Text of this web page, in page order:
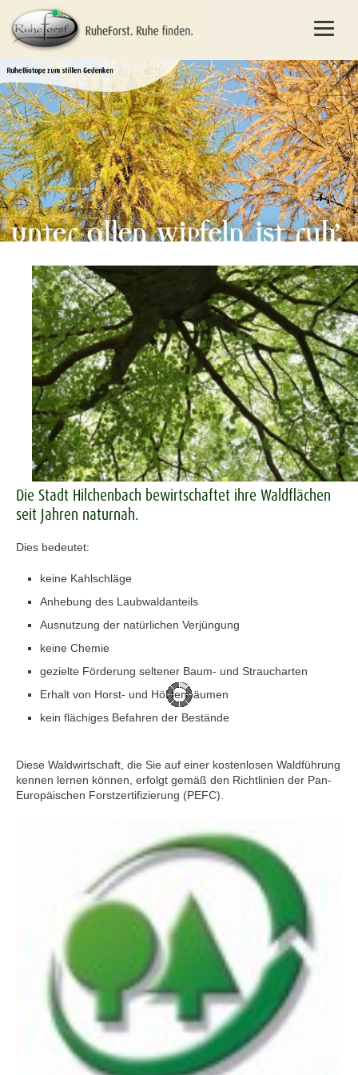
Die Stadt Hilchenbach bewirtschaftet ihre Waldflächen
seit Jahren naturnah.
Dies bedeutet:
keine Kahlschläge
Anhebung des Laubwaldanteils
Ausnutzung der natürlichen Verjüngung
keine Chemie
gezielte Förderung seltener Baum- und Straucharten
Erhalt von Horst- und Höhlenbäumen
kein flächiges Befahren der Bestände
Diese Waldwirtschaft, die Sie auf einer kostenlosen Waldführung
kennen lernen können, erfolgt gemäß den Richtlinien der Pan-
Europäischen Forstzertifizierung (PEFC).